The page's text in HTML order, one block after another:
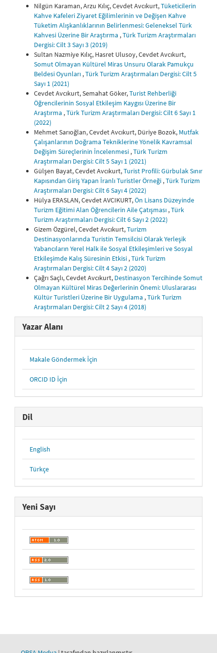
Nilgün Karaman, Arzu Kılıç, Cevdet Avcıkurt,Tüketicilerin
Kahve Kafeleri Ziyaret Eğilimlerinin ve Değişen Kahve
Tüketim Alışkanlıklarının Belirlenmesi: Geleneksel Türk
Kahvesi Üzerine Bir Araştırma ,Türk Turizm Araştırmaları
Dergisi: Cilt 3 Sayı 3 (2019)
Sultan Nazmiye Kılıç, Hasret Ulusoy, Cevdet Avcıkurt,
Somut Olmayan Kültürel Miras Unsuru Olarak Pamukçu
Beldesi Oyunları ,Türk Turizm Araştırmaları Dergisi: Cilt 5
Sayı 1 (2021)
Cevdet Avcıkurt, Semahat Göker,Turist Rehberliği
Öğrencilerinin Sosyal Etkileşim Kaygısı Üzerine Bir
Araştırma ,Türk Turizm Araştırmaları Dergisi: Cilt 6 Sayı 1
(2022)
Mehmet Sarıoğlan, Cevdet Avcıkurt, Düriye Bozok, Mutfak
Çalışanlarının Doğrama Tekniklerine Yönelik Kavramsal
Değişim Süreçlerinin İncelenmesi ,Türk Turizm
Araştırmaları Dergisi: Cilt 5 Sayı 1 (2021)
Gülşen Bayat, Cevdet Avcıkurt,Turist Profili: Gürbulak Sınır
Kapısından Giriş Yapan İranlı Turistler Örneği ,Türk Turizm
Araştırmaları Dergisi: Cilt 6 Sayı 4 (2022)
Hülya ERASLAN, Cevdet AVCIKURT,Ön Lisans Düzeyinde
Turizm Eğitimi Alan Öğrencilerin Aile Çatışması ,Türk
Turizm Araştırmaları Dergisi: Cilt 6 Sayı 2 (2022)
Gizem Özgürel, Cevdet Avcıkurt,Turizm
Destinasyonlarında Turistin Temsilcisi Olarak Yerleşik
Yabancıların Yerel Halk ile Sosyal Etkileşimleri ve Sosyal
Etkileşimde Kalış Süresinin Etkisi ,Türk Turizm
Araştırmaları Dergisi: Cilt 4 Sayı 2 (2020)
Çağrı Saçlı, Cevdet Avcıkurt, Destinasyon Tercihinde Somut
Olmayan Kültürel Miras Değerlerinin Önemi: Uluslararası
Kültür Turistleri Üzerine Bir Uygulama ,Türk Turizm
Araştırmaları Dergisi: Cilt 2 Sayı 4 (2018)
Yazar Alanı
Makale Göndermek İçin
ORCID ID İçin
Dil
English
Türkçe
Yeni Sayı